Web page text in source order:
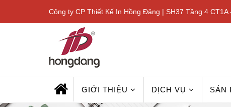
Công ty CP Thiết Kế In Hồng Đăng | SH37 Tầng 4
GIỚI THIỆU DỊCH VỤ SẢN